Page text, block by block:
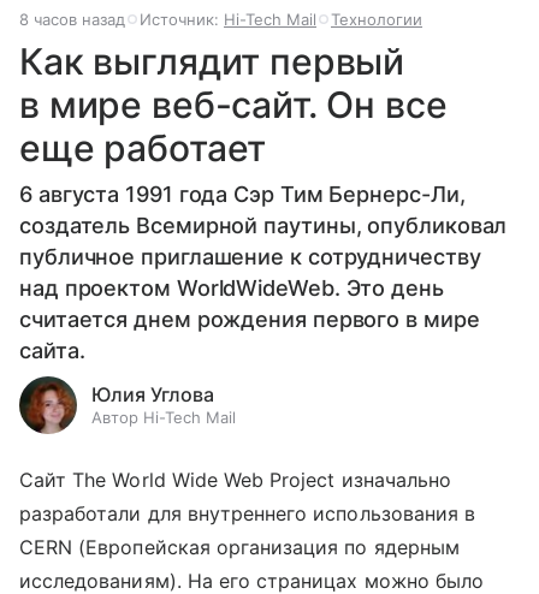
8 часов назад Источник: Hi-Tech Mail Технологии
Как выглядит первый
в мире веб-сайт. Он все
еще работает
6 августа 1991 года Сэр Тим Бернерс-Ли,
создатель Всемирной паутины, опубликовал
публичное приглашение к сотрудничеству
над проектом WorldWideWeb. Это день
считается днем рождения первого в мире
сайта.
Юлия Углова
Автор Hi-Tech Mail
Сайт The World Wide Web Project изначально
разработали для внутреннего использования в
CERN (Европейская организация по ядерным
исследованиям). На его страницах можно было